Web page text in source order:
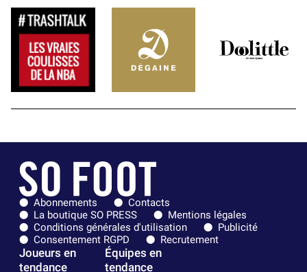
Abonnements
Contacts
La boutique SO PRESS
Mentions légales
Conditions générales d'utilisation
Publicité
Consentement RGPD
Recrutement
Joueurs en
tendance
Équipes en
tendance